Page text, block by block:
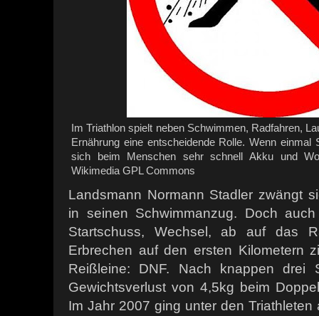
Im Triathlon spielt neben Schwimmen, Radfahren,
Ernährung eine entscheidende Rolle. Wenn einmal
sich beim Menschen sehr schnell Akku und
Wikimedia GPL Commons
Landsmann Normann Stadler zwängt
in seinen Schwimmanzug. Doch
Startschuss, Wechsel, ab auf das
Erbrechen auf den ersten Kilometern
Reißleine: DNF. Nach knappen drei
Gewichtsverlust von 4,5kg beim
Im Jahr 2007 ging unter den Triathleten